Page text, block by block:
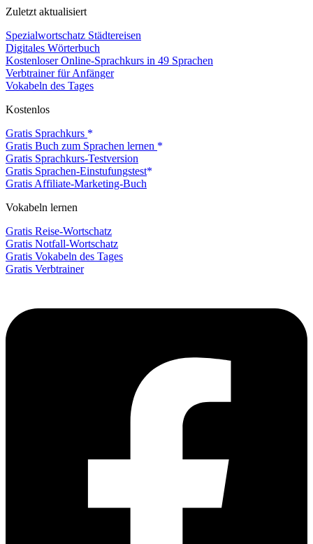
Zuletzt aktualisiert
Spezialwortschatz Städtereisen
Digitales Wörterbuch
Kostenloser Online-Sprachkurs in 49 Sprachen
Verbtrainer für Anfänger
Vokabeln des Tages
Kostenlos
Gratis Sprachkurs
Gratis Buch zum Sprachen lernen
Gratis Sprachkurs-Testversion
Gratis Sprachen-Einstufungstest
Gratis Affiliate-Marketing-Buch
Vokabeln lernen
Gratis Reise-Wortschatz
Gratis Notfall-Wortschatz
Gratis Vokabeln des Tages
Gratis Verbtrainer